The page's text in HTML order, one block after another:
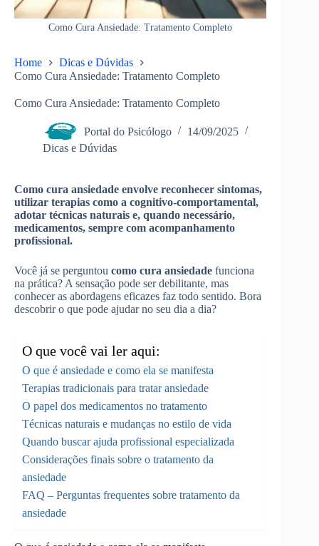
Como Cura Ansiedade: Tratamento Completo
Home
Dicas e Dúvidas
Como Cura Ansiedade: Tratamento Completo
Como Cura Ansiedade: Tratamento Completo
Portal do Psicólogo
14/09/2025
Dicas e Dúvidas
Como cura ansiedade envolve reconhecer sintomas,
utilizar terapias como a cognitivo-comportamental,
adotar técnicas naturais e, quando necessário,
medicamentos, sempre com acompanhamento
profissional.
Você já se perguntou como cura ansiedade funciona
na prática? A sensação pode ser debilitante, mas
conhecer as abordagens eficazes faz todo sentido. Bora
descobrir o que pode ajudar no seu dia a dia?
O que você vai ler aqui:
O que é ansiedade e como ela se manifesta
Terapias tradicionais para tratar ansiedade
O papel dos medicamentos no tratamento
Técnicas naturais e mudanças no estilo de vida
Quando buscar ajuda profissional especializada
Considerações finais sobre o tratamento da
ansiedade
FAQ – Perguntas frequentes sobre tratamento da
ansiedade